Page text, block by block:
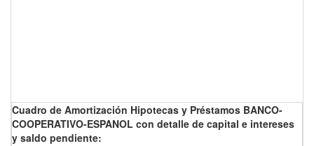
Cuadro de Amortización Hipotecas y Préstamos BANCO-
COOPERATIVO-ESPANOL con detalle de capital e intereses
y saldo pendiente: